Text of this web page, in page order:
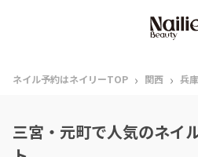
ネイル予約はネイリーTOP › 関西 › 兵
三宮・元町で人気のネイ